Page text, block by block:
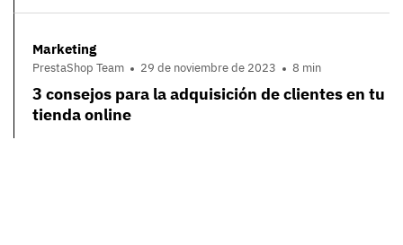
Marketing
PrestaShop Team 29 de noviembre de 2023 8 min
3 consejos para la adquisición de clientes en tu
tienda online